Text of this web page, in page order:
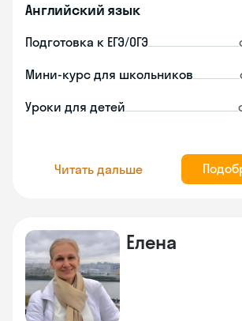
Английский язык
Подготовка к ЕГЭ/ОГЭ
Мини-курс для школьников
Уроки для детей
Читать дальше
Елена